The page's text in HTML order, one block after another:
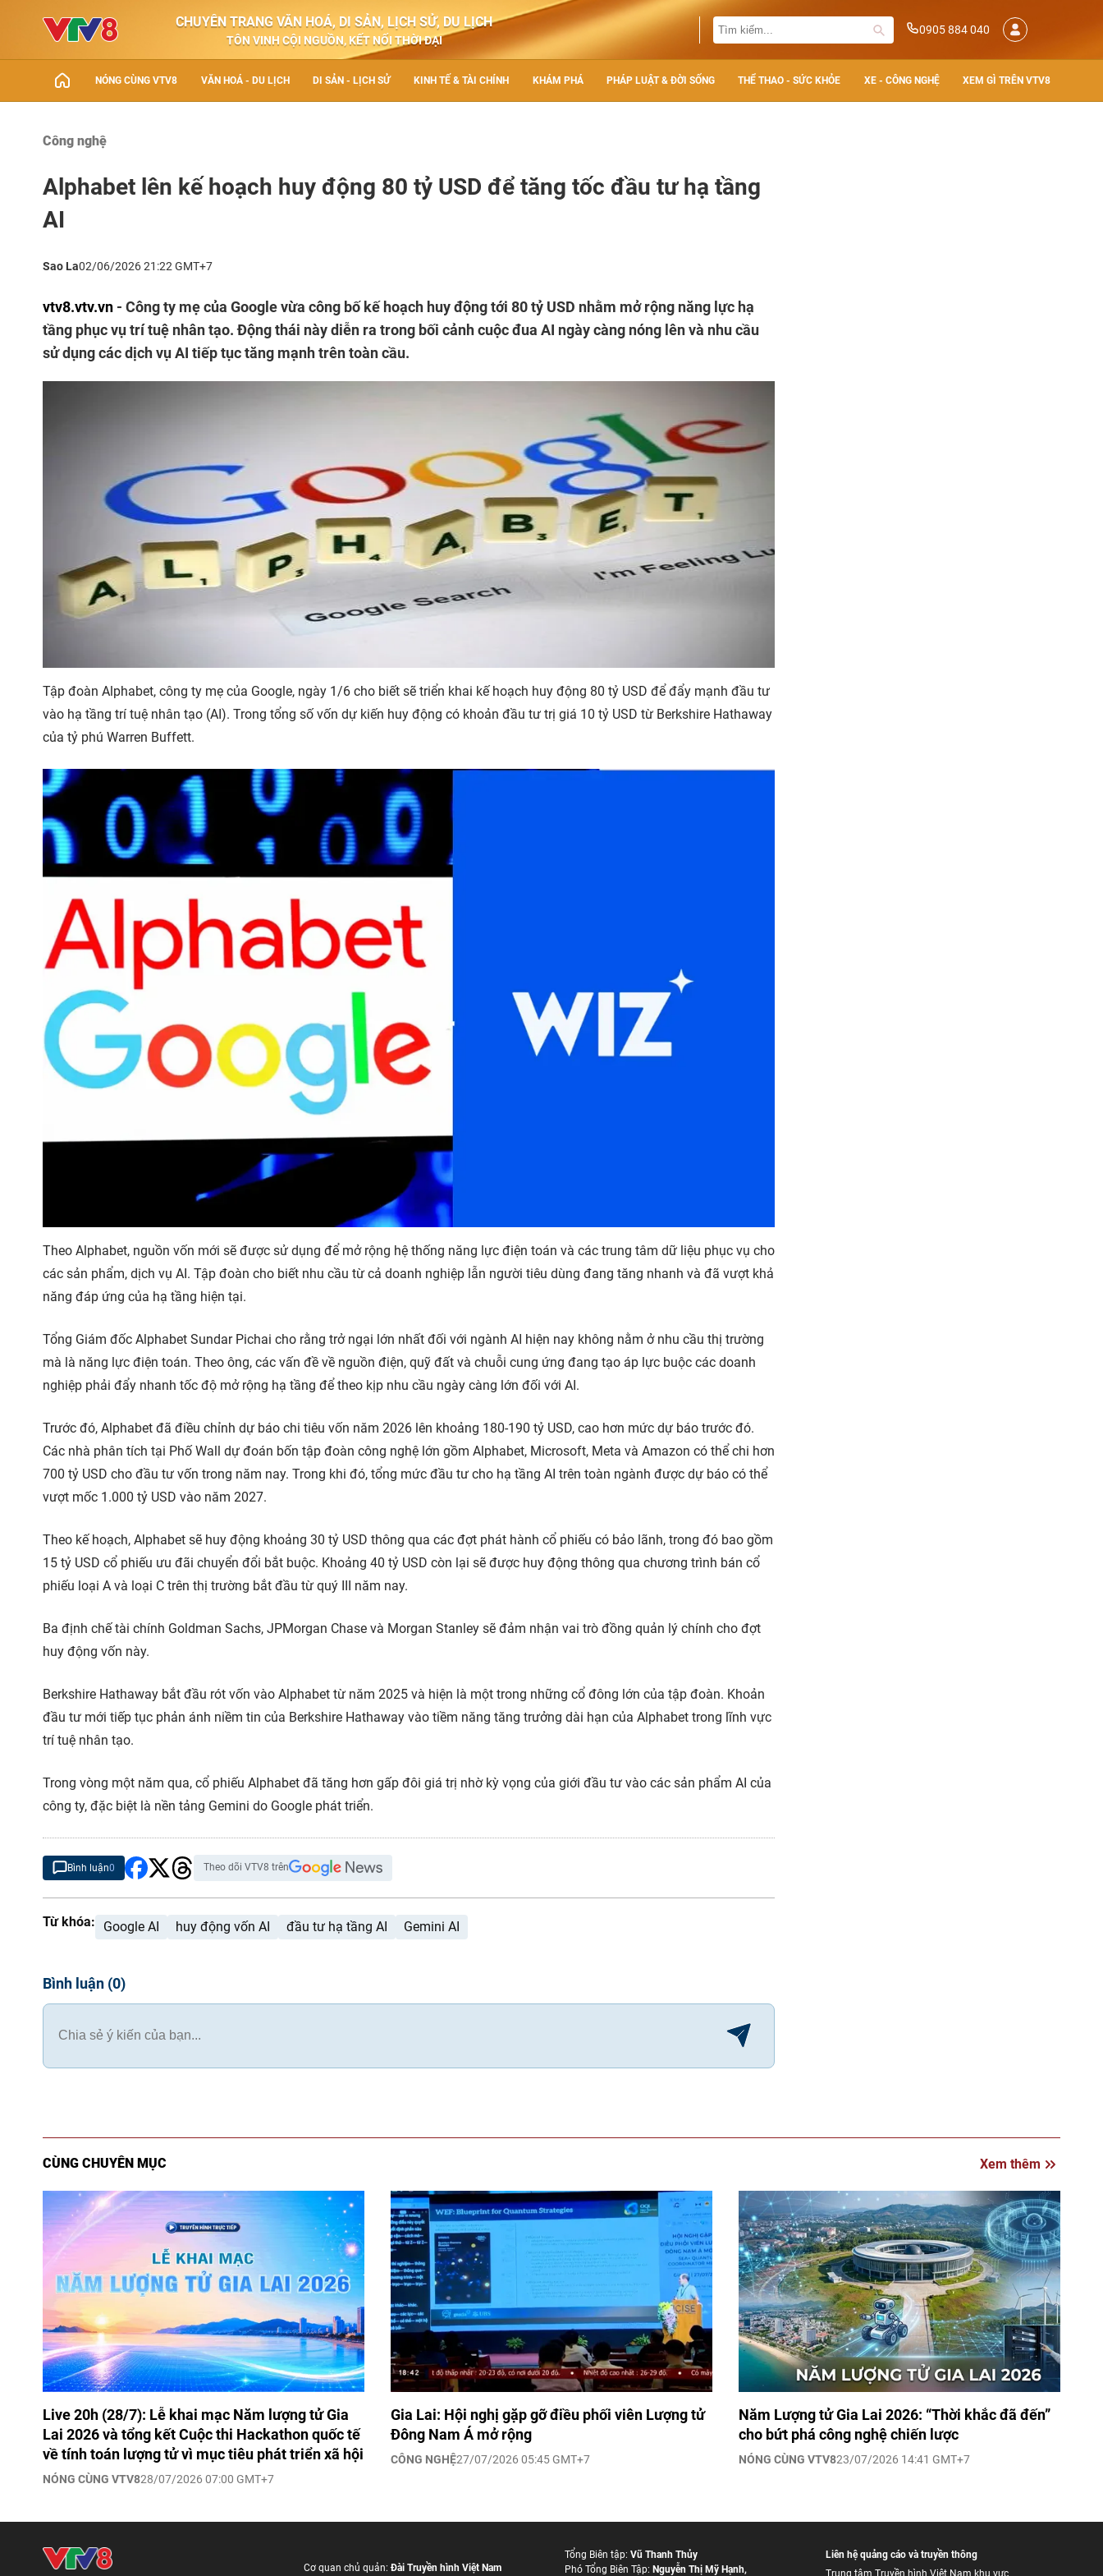
CHUYÊN TRANG VĂN HOÁ, DI SẢN, LỊCH SỬ, DU LỊCH
TÔN VINH CỘI NGUỒN, KẾT NỐI THỜI ĐẠI
0905 884 040
NÓNG CÙNG VTV8 VĂN HOÁ - DU LỊCH DI SẢN - LỊCH SỬ KINH TẾ & TÀI CHÍNH KHÁM PHÁ PHÁP LUẬT & ĐỜI SỐNG THỂ THAO - SỨC KHỎE XE - CÔNG NGHỆ XEM GÌ TRÊN VTV8
Công nghệ
Alphabet lên kế hoạch huy động 80 tỷ USD để tăng tốc đầu tư hạ tầng
AI
Sao La02/06/2026 21:22 GMT+7
vtv8.vtv.vn - Công ty mẹ của Google vừa công bố kế hoạch huy động tới 80 tỷ USD nhằm mở rộng năng lực hạ
tầng phục vụ trí tuệ nhân tạo. Động thái này diễn ra trong bối cảnh cuộc đua AI ngày càng nóng lên và nhu cầu
sử dụng các dịch vụ AI tiếp tục tăng mạnh trên toàn cầu.
Tập đoàn Alphabet, công ty mẹ của Google, ngày 1/6 cho biết sẽ triển khai kế hoạch huy động 80 tỷ USD để đẩy mạnh đầu tư
vào hạ tầng trí tuệ nhân tạo (AI). Trong tổng số vốn dự kiến huy động có khoản đầu tư trị giá 10 tỷ USD từ Berkshire Hathaway
của tỷ phú Warren Buffett.
Theo Alphabet, nguồn vốn mới sẽ được sử dụng để mở rộng hệ thống năng lực điện toán và các trung tâm dữ liệu phục vụ cho
các sản phẩm, dịch vụ AI. Tập đoàn cho biết nhu cầu từ cả doanh nghiệp lẫn người tiêu dùng đang tăng nhanh và đã vượt khả
năng đáp ứng của hạ tầng hiện tại.
Tổng Giám đốc Alphabet Sundar Pichai cho rằng trở ngại lớn nhất đối với ngành AI hiện nay không nằm ở nhu cầu thị trường
mà là năng lực điện toán. Theo ông, các vấn đề về nguồn điện, quỹ đất và chuỗi cung ứng đang tạo áp lực buộc các doanh
nghiệp phải đẩy nhanh tốc độ mở rộng hạ tầng để theo kịp nhu cầu ngày càng lớn đối với AI.
Trước đó, Alphabet đã điều chỉnh dự báo chi tiêu vốn năm 2026 lên khoảng 180-190 tỷ USD, cao hơn mức dự báo trước đó.
Các nhà phân tích tại Phố Wall dự đoán bốn tập đoàn công nghệ lớn gồm Alphabet, Microsoft, Meta và Amazon có thể chi hơn
700 tỷ USD cho đầu tư vốn trong năm nay. Trong khi đó, tổng mức đầu tư cho hạ tầng AI trên toàn ngành được dự báo có thể
vượt mốc 1.000 tỷ USD vào năm 2027.
Theo kế hoạch, Alphabet sẽ huy động khoảng 30 tỷ USD thông qua các đợt phát hành cổ phiếu có bảo lãnh, trong đó bao gồm
15 tỷ USD cổ phiếu ưu đãi chuyển đổi bắt buộc. Khoảng 40 tỷ USD còn lại sẽ được huy động thông qua chương trình bán cổ
phiếu loại A và loại C trên thị trường bắt đầu từ quý III năm nay.
Ba định chế tài chính Goldman Sachs, JPMorgan Chase và Morgan Stanley sẽ đảm nhận vai trò đồng quản lý chính cho đợt
huy động vốn này.
Berkshire Hathaway bắt đầu rót vốn vào Alphabet từ năm 2025 và hiện là một trong những cổ đông lớn của tập đoàn. Khoản
đầu tư mới tiếp tục phản ánh niềm tin của Berkshire Hathaway vào tiềm năng tăng trưởng dài hạn của Alphabet trong lĩnh vực
trí tuệ nhân tạo.
Trong vòng một năm qua, cổ phiếu Alphabet đã tăng hơn gấp đôi giá trị nhờ kỳ vọng của giới đầu tư vào các sản phẩm AI của
công ty, đặc biệt là nền tảng Gemini do Google phát triển.
Bình luận0 Theo dõi VTV8 trên
Từ khóa: Google AI huy động vốn AI đầu tư hạ tầng AI Gemini AI
Bình luận (0)
CÙNG CHUYÊN MỤC Xem thêm
Live 20h (28/7): Lễ khai mạc Năm lượng tử Gia
Lai 2026 và tổng kết Cuộc thi Hackathon quốc tế
về tính toán lượng tử vì mục tiêu phát triển xã hội
NÓNG CÙNG VTV828/07/2026 07:00 GMT+7
Gia Lai: Hội nghị gặp gỡ điều phối viên Lượng tử
Đông Nam Á mở rộng
CÔNG NGHỆ27/07/2026 05:45 GMT+7
Năm Lượng tử Gia Lai 2026: “Thời khắc đã đến”
cho bứt phá công nghệ chiến lược
NÓNG CÙNG VTV823/07/2026 14:41 GMT+7
Cơ quan chủ quản:Đài Truyền hình Việt Nam
Tổng Biên tập: Vũ Thanh Thủy
Phó Tổng Biên Tập: Nguyễn Thị Mỹ Hạnh,
Liên hệ quảng cáo và truyền thông
Trung tâm Truyền hình Việt Nam khu vực